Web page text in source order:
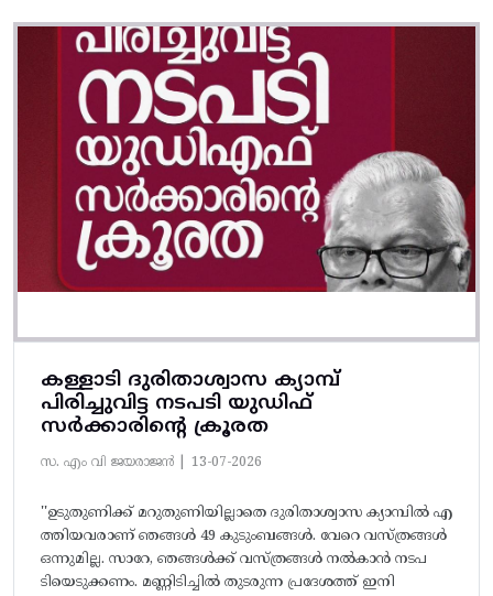
കള്ളാടി ദുരിതാശ്വാസ ക്യാമ്പ്
പിരിച്ചുവിട്ട നടപടി യുഡിഫ്
സർക്കാരിന്റെ ക്രൂരത
സ. എം വി ജയരാജൻ | 13-07-2026
''ഉടുതുണിക്ക് മറുതുണിയില്ലാതെ ദുരിതാശ്വാസ ക്യാമ്പിൽ എ
ത്തിയവരാണ് ഞങ്ങൾ 49 കുടുംബങ്ങൾ. വേറെ വസ്ത്രങ്ങൾ
ഒന്നുമില്ല. സാറേ, ഞങ്ങൾക്ക് വസ്ത്രങ്ങൾ നൽകാൻ നടപ
ടിയെടുക്കണം. മണ്ണിടിച്ചിൽ തുടരുന്ന പ്രദേശത്ത് ഇനി